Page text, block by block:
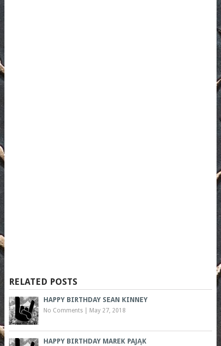
RELATED POSTS
HAPPY BIRTHDAY SEAN KINNEY
No Comments| May 27, 2018
HAPPY BIRTHDAY MAREK PAJĄK